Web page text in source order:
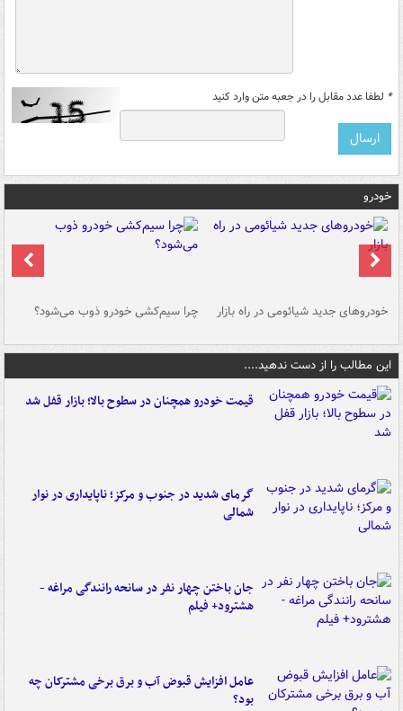
* لطفا عدد مقابل را در جعبه متن وارد کنید
خودرو
خودروهای جدید شیائومی در راه بازار چرا سیم‌کشی خودرو ذوب می‌شود؟
این مطالب را از دست ندهید....
قیمت خودرو همچنان در سطوح بالا؛ بازار قفل شد
گرمای شدید در جنوب و مرکز؛ ناپایداری در نوار
شمالی
جان باختن چهار نفر در سانحه رانندگی مراغه -
هشترود+ فیلم
عامل افزایش قبوض آب و برق برخی مشترکان چه
بود؟